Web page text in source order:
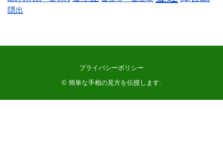
隠出
プライバシーポリシー
© 簡単な手相の見方を伝授します.